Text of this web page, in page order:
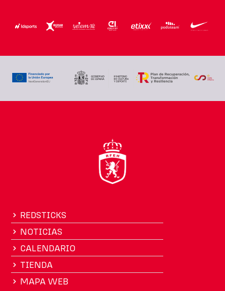
REDSTICKS
NOTICIAS
CALENDARIO
TIENDA
MAPA WEB